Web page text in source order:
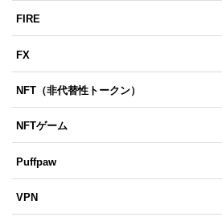
FIRE
FX
NFT（非代替性トークン）
NFTゲーム
Puffpaw
VPN